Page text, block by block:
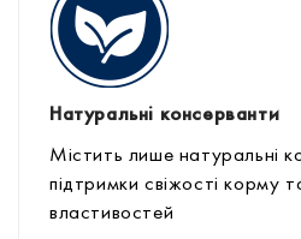
Натуральні консерванти
Містить лише натуральні
підтримки свіжості корму
властивостей